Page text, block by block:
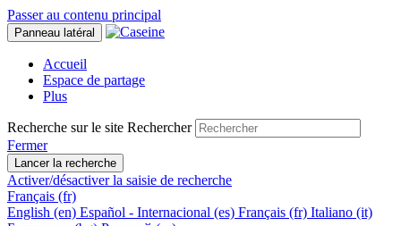
Passer au contenu principal
Panneau latéral
Accueil
Espace de partage
Plus
Recherche sur le site Rechercher
Fermer
Lancer la recherche
Activer/désactiver la saisie de recherche
Français ‎(fr)‎
English ‎(en)‎ Español - Internacional ‎(es)‎ Français ‎(fr)‎ Italiano ‎(it)‎